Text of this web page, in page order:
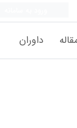
داوران